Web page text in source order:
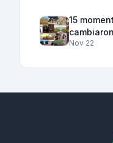
15
Nov 22